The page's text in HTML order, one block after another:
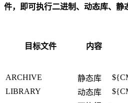
件，即可执行二进制、动态库、静
目标文件 内容
ARCHIVE 静态库
LIBRARY
动态库